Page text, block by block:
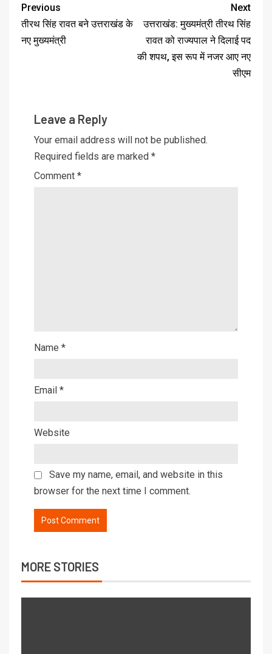
Previous
तीरथ सिंह रावत बने उत्तराखंड के
नए मुख्यमंत्री
Next
उत्तराखंड: मुख्यमंत्री तीरथ सिंह
रावत को राज्यपाल ने दिलाई पद
की शपथ, इस रूप में नजर आए नए
सीएम
Leave a Reply
Your email address will not be published.
Required fields are marked *
Comment *
Name *
Email *
Website
Save my name, email, and website in this
browser for the next time I comment.
MORE STORIES